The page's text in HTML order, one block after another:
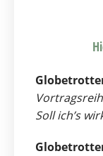
Soll ich’s